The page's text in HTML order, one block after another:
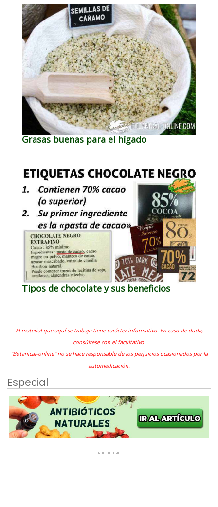
Grasas buenas para el hígado
Tipos de chocolate y sus beneficios
El material que aquí se trabaja tiene carácter informativo. En caso de duda,
consúltese con el facultativo.
"Botanical-online" no se hace responsable de los perjuicios ocasionados por la
automedicación.
Especial